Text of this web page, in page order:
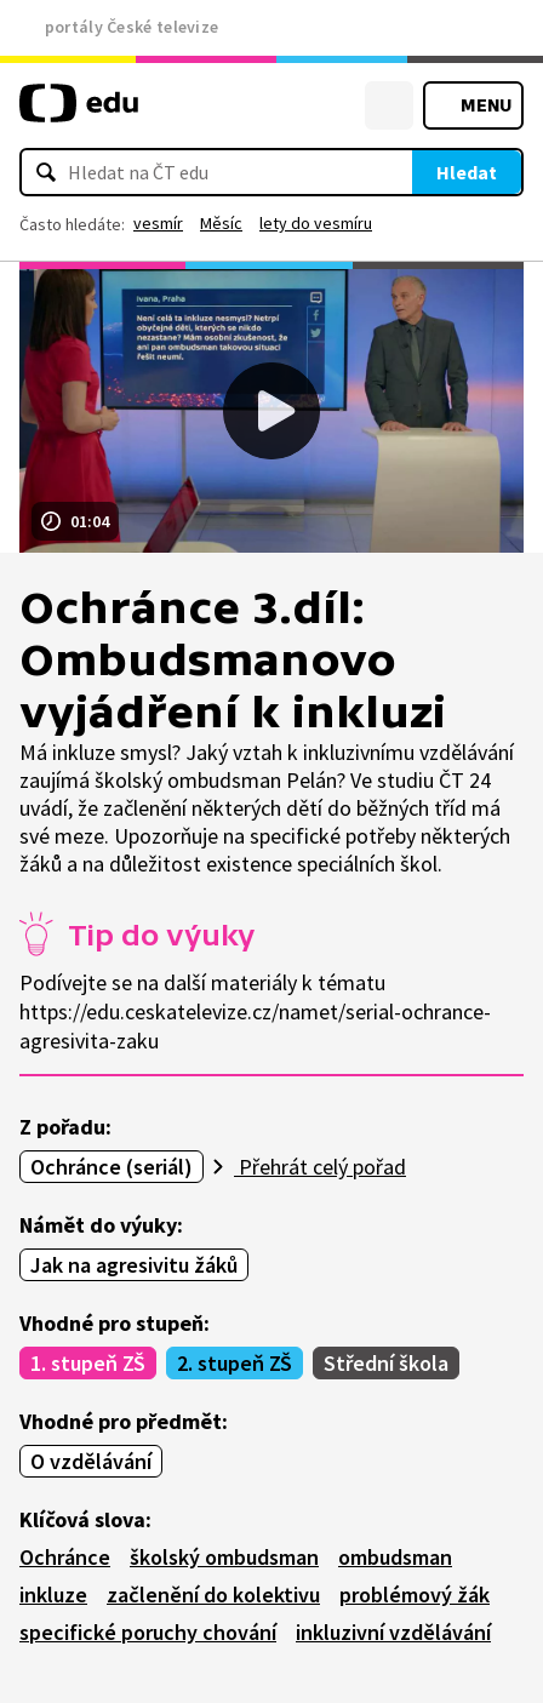
portály České televize
MENU
Hledat
Často hledáte: vesmír Měsíc lety do vesmíru
01:04
Ochránce 3.díl:
Ombudsmanovo
vyjádření k inkluzi
Má inkluze smysl? Jaký vztah k inkluzivnímu vzdělávání
zaujímá školský ombudsman Pelán? Ve studiu ČT 24
uvádí, že začlenění některých dětí do běžných tříd má
své meze. Upozorňuje na specifické potřeby některých
žáků a na důležitost existence speciálních škol.
Tip do výuky
Podívejte se na další materiály k tématu
https://edu.ceskatelevize.cz/namet/serial-ochrance-
agresivita-zaku
Z pořadu:
Ochránce (seriál)
Přehrát celý pořad
Námět do výuky:
Jak na agresivitu žáků
Vhodné pro stupeň:
1. stupeň ZŠ
2. stupeň ZŠ Střední škola
Vhodné pro předmět:
O vzdělávání
Klíčová slova:
Ochránce
školský ombudsman
ombudsman
inkluze
začlenění do kolektivu
problémový žák
specifické poruchy chování
inkluzivní vzdělávání